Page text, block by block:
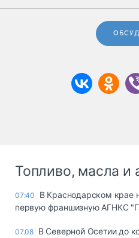
Топливо, масла и
07:40
В Краснодарском крае
первую франшизную АГНКС
07.08 В Северной Осетии до